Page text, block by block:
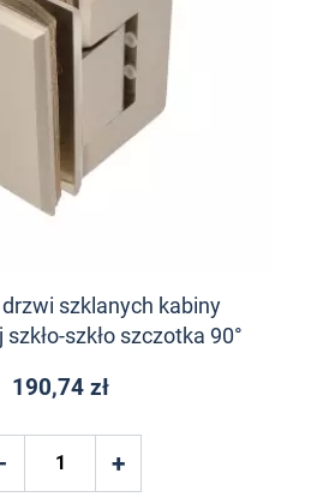
szklanych kabiny
szkło szczotka 90°
190,74 zł